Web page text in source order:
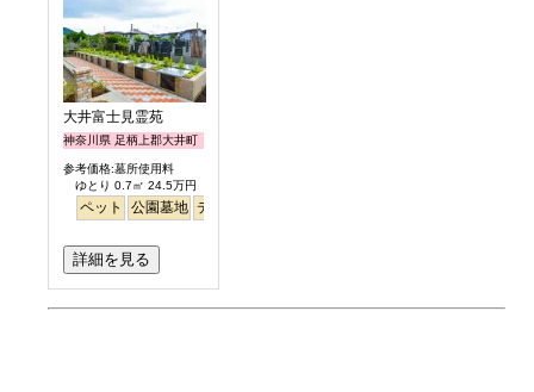
大井富士見霊苑
神奈川県 足柄上郡大井町
参考価格:墓所使用料
ゆとり 0.7㎡ 24.5万円
ペット 公園墓地 デザイン
詳細を見る